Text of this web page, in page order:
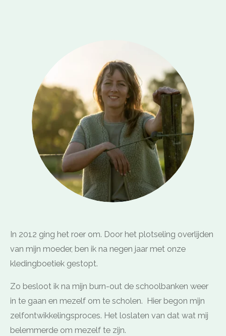
In 2012 ging het roer om. Door het plotseling overlijden
van mijn moeder, ben ik na negen jaar met onze
kledingboetiek gestopt.
Zo besloot ik na mijn burn-out de schoolbanken weer
in te gaan en mezelf om te scholen. Hier begon mijn
zelfontwikkelingsproces. Het loslaten van dat wat mij
belemmerde om mezelf te zijn.